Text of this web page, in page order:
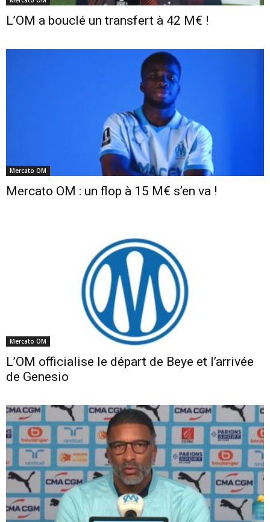
L’OM a bouclé un transfert à 42 M€ !
Mercato OM
Mercato OM : un flop à 15 M€ s’en va !
Mercato OM
L’OM officialise le départ de Beye et l’arrivée
de Genesio